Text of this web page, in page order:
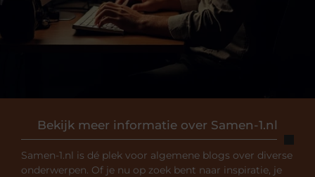
Bekijk meer informatie over Samen-1.nl
Samen-1.nl is dé plek voor algemene blogs over diverse
onderwerpen. Of je nu op zoek bent naar inspiratie, je